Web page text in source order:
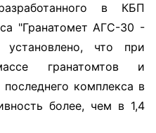
в КБП
"Гранатомет АГС-30 -
что при
гранатомтов и
комплекса в
более, чем в 1,4